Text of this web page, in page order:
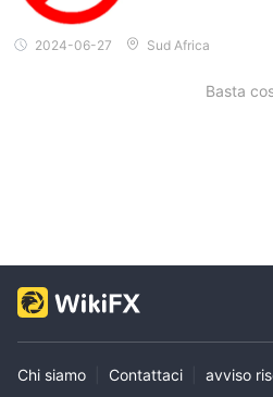
2024-06-27 Sud Africa
Basta
Chi siamo Contattaci avviso